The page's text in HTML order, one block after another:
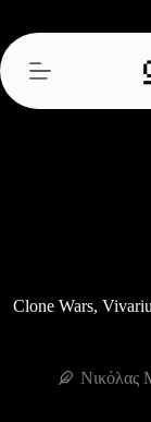
περιεχόμενο
Clone Wars,
Νικόλας